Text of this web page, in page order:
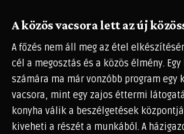
A közös vacsora lett az új
A főzés nem áll meg az étel
cél a megosztás és a közös élmény.
számára ma már vonzóbb program egy
vacsora, mint egy zajos éttermi
konyha válik a beszélgetések
kiveheti a részét a munkából. A